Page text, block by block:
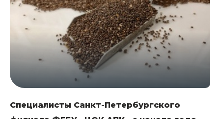
Специалисты Санкт-Петербургского